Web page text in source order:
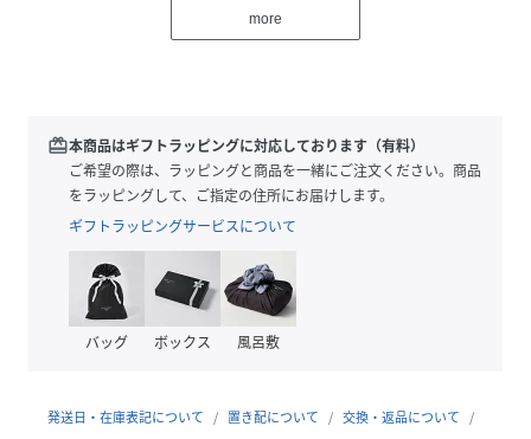
ワードローブに幅広く楽しめるますよ。
りにも幅広いスタイリングが楽しめます。
ーマテリアルー
■透け感：なし
■裏地：なし
■伸縮性：なし
■光沢感：なし
more
redeem本商品はギフトラッピングに対応しております（有料）
ご希望の際は、ラッピングと商品を一緒にご注文ください。商品
をラッピングして、ご指定の住所にお届けします。
ギフトラッピングサービスについて
バッグ ボックス 風呂敷
発送日・在庫表記について 置き配について
交換・返品について